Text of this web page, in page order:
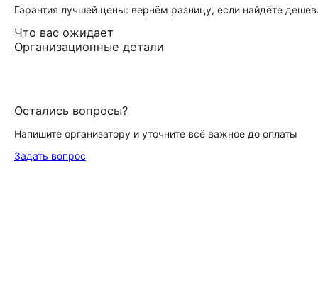
Гарантия лучшей цены: вернём разницу, если найдёте
Что вас ожидает
Организационные детали
Остались вопросы?
Напишите организатору и уточните всё важное до оплаты
Задать вопрос